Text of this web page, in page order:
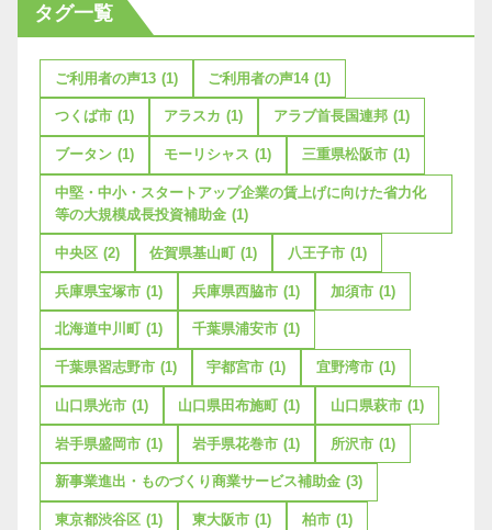
タグ一覧
ご利用者の声13 (1) ご利用者の声14 (1)
つくば市 (1) アラスカ (1) アラブ首長国連邦 (1)
ブータン (1) モーリシャス (1) 三重県松阪市 (1)
中堅・中小・スタートアップ企業の賃上げに向けた省力化
等の大規模成長投資補助金 (1)
中央区 (2) 佐賀県基山町 (1) 八王子市 (1)
兵庫県宝塚市 (1) 兵庫県西脇市 (1) 加須市 (1)
北海道中川町 (1) 千葉県浦安市 (1)
千葉県習志野市 (1) 宇都宮市 (1) 宜野湾市 (1)
山口県光市 (1) 山口県田布施町 (1) 山口県萩市 (1)
岩手県盛岡市 (1) 岩手県花巻市 (1) 所沢市 (1)
新事業進出・ものづくり商業サービス補助金 (3)
東京都渋谷区 (1) 東大阪市 (1) 柏市 (1)